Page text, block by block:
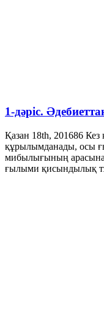
1-дәріс.
Қазан 18th, 201686 Кез
құрылымданады, осы
мибылығының
ғылыми қисындылық